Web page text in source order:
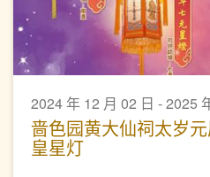
2024 年 12 月 02 日 - 2025
啬色园黄大仙祠太岁
皇星灯